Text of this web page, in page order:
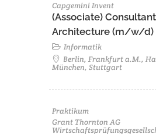
Capgemini Invent
(Associate)
Architecture (m/w/d)​ ​
Informatik
Berlin, Frankfurt a.M.,
München, Stuttgart
Praktikum
Grant Thornton AG